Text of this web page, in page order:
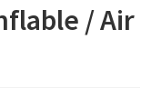
/ Air